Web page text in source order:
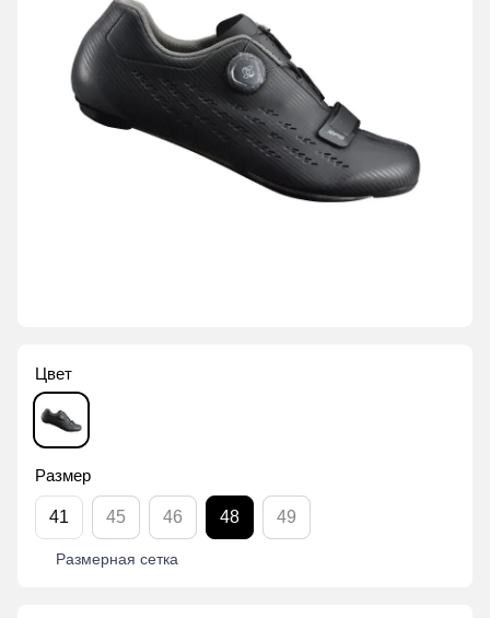
Цвет
Размер
41 45 46 48 49
Размерная сетка